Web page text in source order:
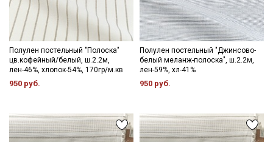
Полулен постельный "Полоска"
цв.кофейный/белый, ш.2.2м,
лен-46%, хлопок-54%, 170гр/м.кв
950 руб.
Полулен постельный "Джинсово-
белый меланж-полоска", ш.2.2м,
лен-59%, хл-41%
950 руб.